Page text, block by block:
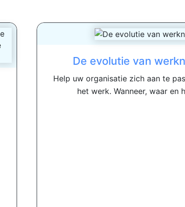
De evolutie van
Help uw organisatie zich aan te
het werk. Wanneer, waar en